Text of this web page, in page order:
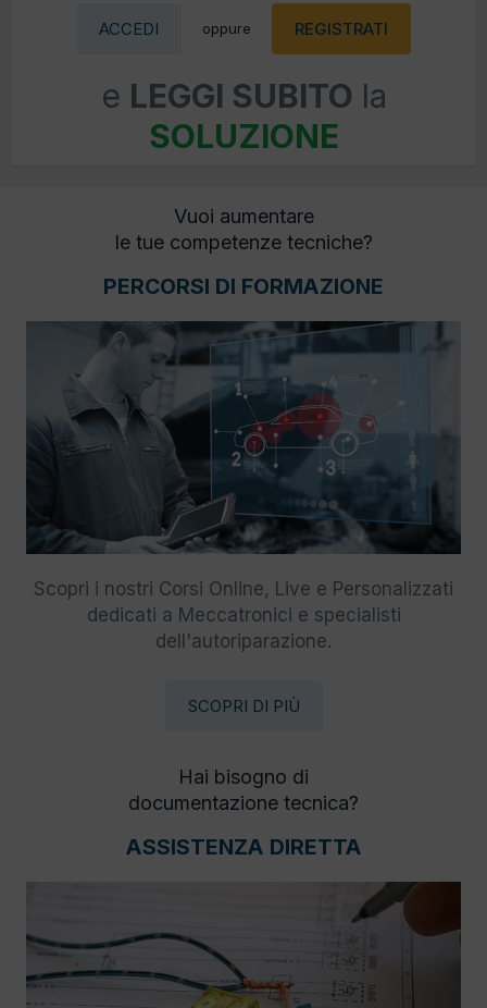
ACCEDI oppure REGISTRATI
e LEGGI SUBITO la
SOLUZIONE
Vuoi aumentare
le tue competenze tecniche?
PERCORSI DI FORMAZIONE
Scopri i nostri Corsi Online, Live e Personalizzati
dedicati a Meccatronici e specialisti
dell'autoriparazione.
SCOPRI DI PIÙ
Hai bisogno di
documentazione tecnica?
ASSISTENZA DIRETTA